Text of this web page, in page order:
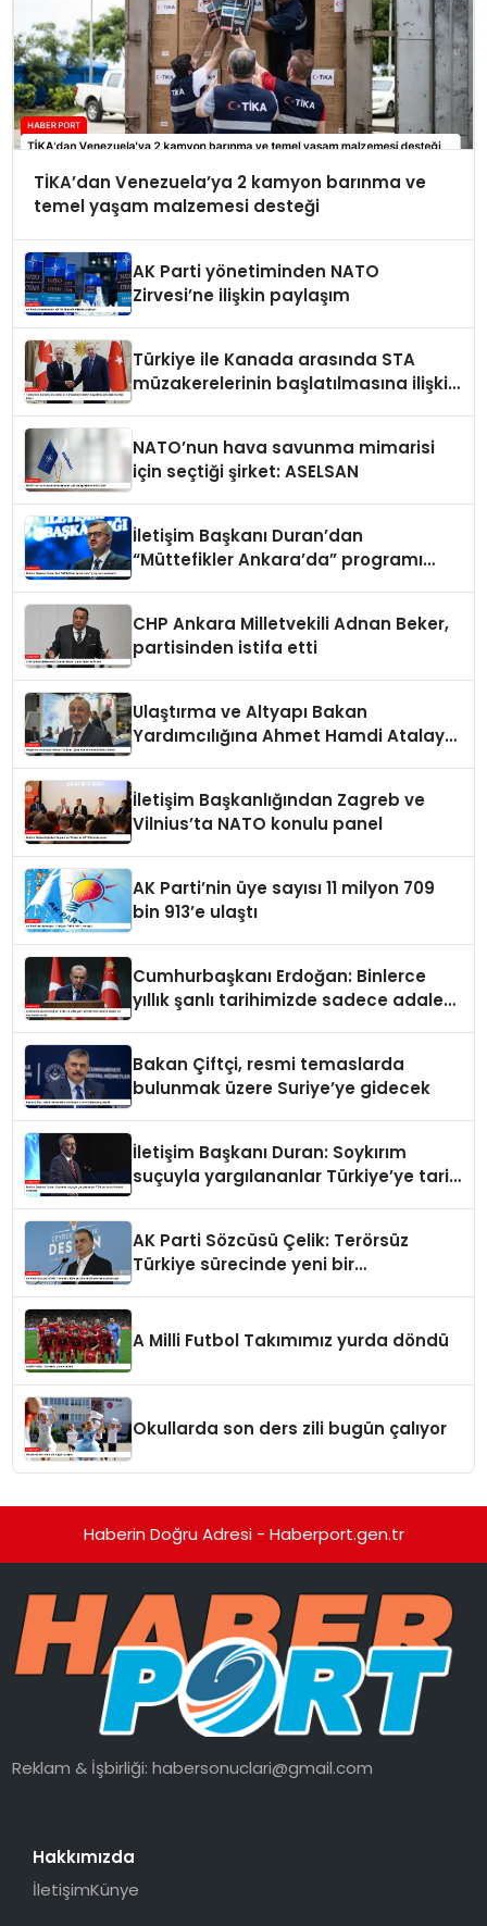
TİKA’dan Venezuela’ya 2 kamyon barınma ve
temel yaşam malzemesi desteği
AK Parti yönetiminden NATO
Zirvesi’ne ilişkin paylaşım
Türkiye ile Kanada arasında STA
müzakerelerinin başlatılmasına ilişkin
NATO’nun hava savunma mimarisi
için seçtiği şirket: ASELSAN
İletişim Başkanı Duran’dan
“Müttefikler Ankara’da” programı
CHP Ankara Milletvekili Adnan Beker,
partisinden istifa etti
Ulaştırma ve Altyapı Bakan
Yardımcılığına Ahmet Hamdi Atalay
İletişim Başkanlığından Zagreb ve
Vilnius’ta NATO konulu panel
AK Parti’nin üye sayısı 11 milyon 709
bin 913’e ulaştı
Cumhurbaşkanı Erdoğan: Binlerce
yıllık şanlı tarihimizde sadece adalet
Bakan Çiftçi, resmi temaslarda
bulunmak üzere Suriye’ye gidecek
İletişim Başkanı Duran: Soykırım
suçuyla yargılananlar Türkiye’ye tarih
AK Parti Sözcüsü Çelik: Terörsüz
Türkiye sürecinde yeni bir
A Milli Futbol Takımımız yurda döndü
Okullarda son ders zili bugün çalıyor
Haberin Doğru Adresi - Haberport.gen.tr
Reklam & İşbirliği:habersonuclari@gmail.com
Hakkımızda
İletişimKünye